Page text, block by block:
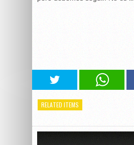
RELATED ITEMS